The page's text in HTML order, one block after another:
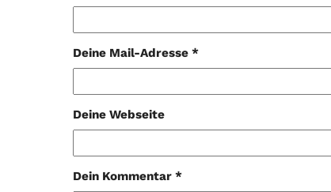
Deine Mail-Adresse *
Deine Webseite
Dein Kommentar *